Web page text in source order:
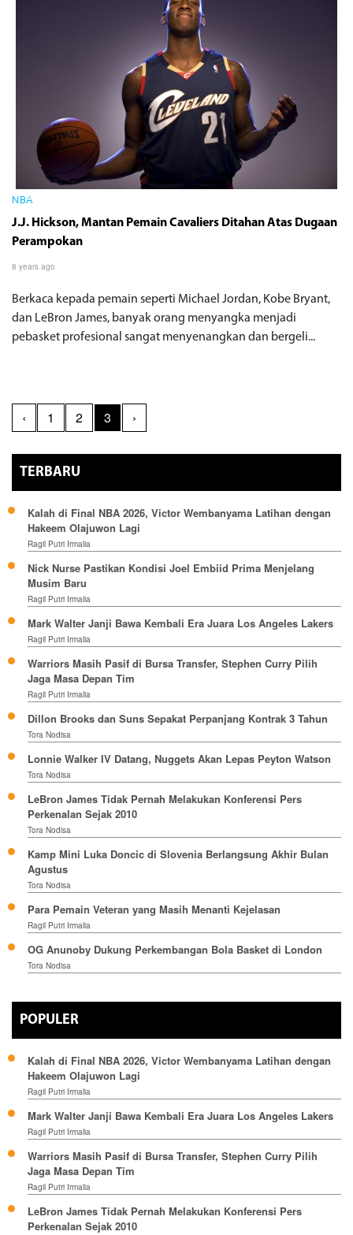
NBA
J.J. Hickson, Mantan Pemain Cavaliers Ditahan Atas Dugaan
Perampokan
8 years ago
Berkaca kepada pemain seperti Michael Jordan, Kobe Bryant,
dan LeBron James, banyak orang menyangka menjadi
pebasket profesional sangat menyenangkan dan bergeli...
‹ 1 2 3 ›
TERBARU
Kalah di Final NBA 2026, Victor Wembanyama Latihan dengan
Hakeem Olajuwon Lagi
Ragil Putri Irmalia
Nick Nurse Pastikan Kondisi Joel Embiid Prima Menjelang
Musim Baru
Ragil Putri Irmalia
Mark Walter Janji Bawa Kembali Era Juara Los Angeles Lakers
Ragil Putri Irmalia
Warriors Masih Pasif di Bursa Transfer, Stephen Curry Pilih
Jaga Masa Depan Tim
Ragil Putri Irmalia
Dillon Brooks dan Suns Sepakat Perpanjang Kontrak 3 Tahun
Tora Nodisa
Lonnie Walker IV Datang, Nuggets Akan Lepas Peyton Watson
Tora Nodisa
LeBron James Tidak Pernah Melakukan Konferensi Pers
Perkenalan Sejak 2010
Tora Nodisa
Kamp Mini Luka Doncic di Slovenia Berlangsung Akhir Bulan
Agustus
Tora Nodisa
Para Pemain Veteran yang Masih Menanti Kejelasan
Ragil Putri Irmalia
OG Anunoby Dukung Perkembangan Bola Basket di London
Tora Nodisa
POPULER
Kalah di Final NBA 2026, Victor Wembanyama Latihan dengan
Hakeem Olajuwon Lagi
Ragil Putri Irmalia
Mark Walter Janji Bawa Kembali Era Juara Los Angeles Lakers
Ragil Putri Irmalia
Warriors Masih Pasif di Bursa Transfer, Stephen Curry Pilih
Jaga Masa Depan Tim
Ragil Putri Irmalia
LeBron James Tidak Pernah Melakukan Konferensi Pers
Perkenalan Sejak 2010